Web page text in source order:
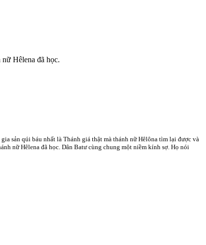
Hêlena đã học.
sản qúi báu nhất là Thánh giá thật mà thánh nữ Hêlôna tìm lại được và
nữ Hêlena đã học. Dân Batư cùng chung một niềm kính sợ. Họ nói